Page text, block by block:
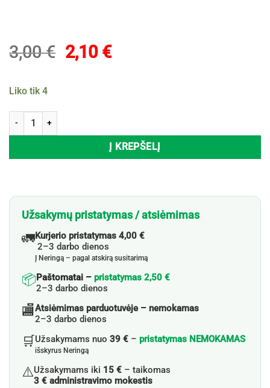
3,00€ Original
2,10 €Current
Liko tik 4
produkto kiekis: Maisto dėžutė TONTARELLI FRESH SYSTEM, 640 ml
Į KREPŠELĮ
Užsakymų pristatymas / atsiėmimas
🚛Kurjerio pristatymas 4,00 €
2–3 darbo dienos
Į Neringą – pagal atskirą susitarimą
📦Paštomatai – pristatymas 2,50 €
2–3 darbo dienos
🏬Atsiėmimas parduotuvėje – nemokamas
2–3 darbo dienos
🛒Užsakymams nuo 39 € – pristatymas NEMOKAMAS
išskyrus Neringą
⚠️Užsakymams iki 15 € – taikomas
3 € administravimo mokestis